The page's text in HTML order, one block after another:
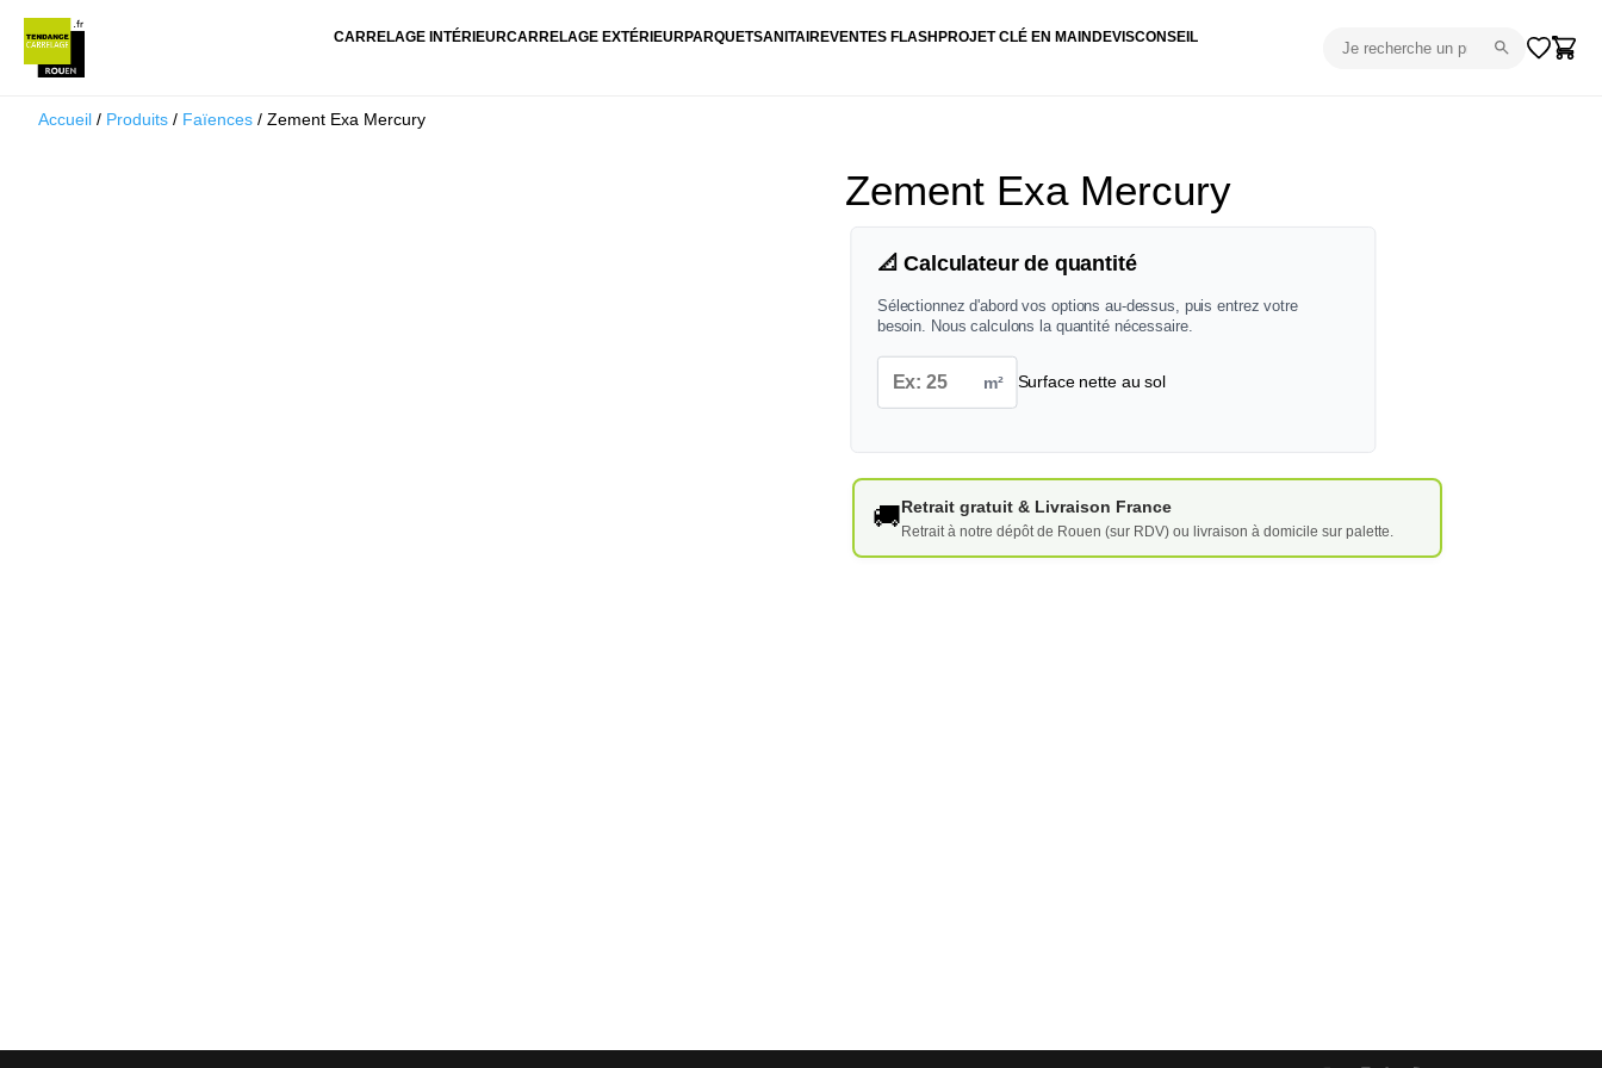
CARRELAGE INTÉRIEURCARRELAGE EXTÉRIEURPARQUETSANITAIREVENTES FLASH PROJET CLÉ EN MAIN DEVISCONSEIL
Accueil / Produits / Faïences / Zement Exa Mercury
Zement Exa Mercury
📐 Calculateur de quantité
Sélectionnez d'abord vos options au-dessus, puis entrez votre
besoin. Nous calculons la quantité nécessaire.
m² Surface nette au sol
🚚Retrait gratuit & Livraison France
Retrait à notre dépôt de Rouen (sur RDV) ou livraison à domicile sur palette.